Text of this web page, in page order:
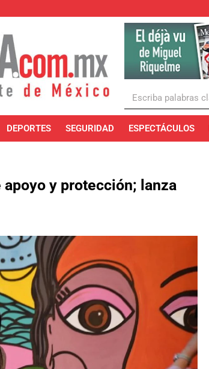
DEPORTES SEGURIDAD ESPECTÁCULOS
y protección; lanza